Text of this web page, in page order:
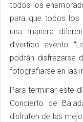
todos los
para que todos los
una manera
divertido evento
podrán disfrazarse
fotografiarse en las
Para terminar este
Concierto de
disfruten de las